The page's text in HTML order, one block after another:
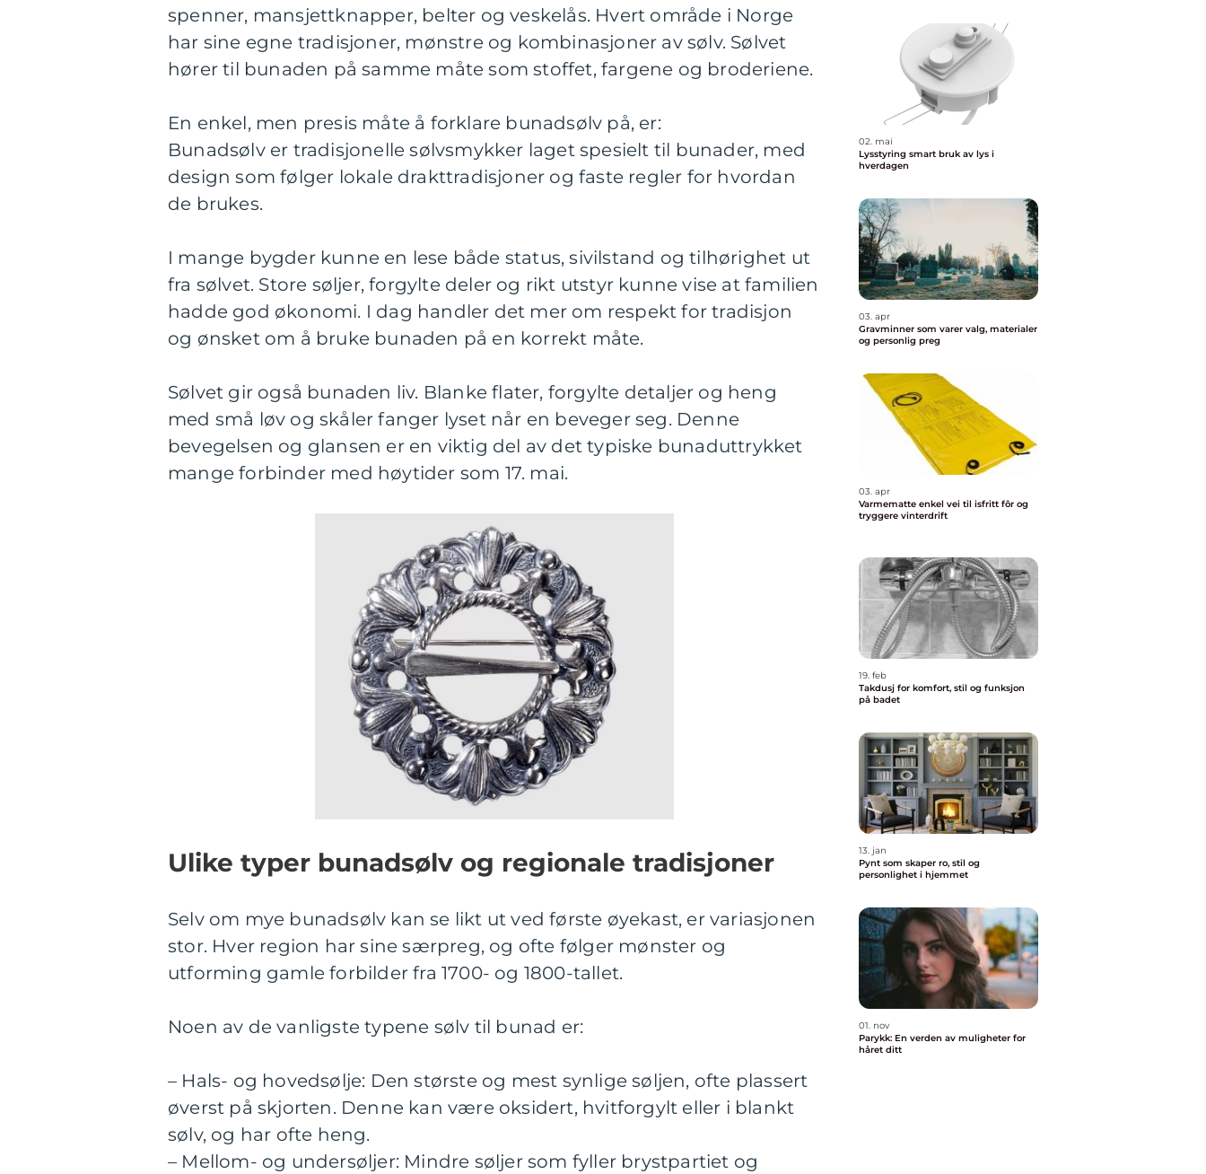
spenner, mansjettknapper, belter og veskelås. Hvert område i Norge
har sine egne tradisjoner, mønstre og kombinasjoner av sølv. Sølvet
hører til bunaden på samme måte som stoffet, fargene og broderiene.
En enkel, men presis måte å forklare bunadsølv på, er:
Bunadsølv er tradisjonelle sølvsmykker laget spesielt til bunader, med
design som følger lokale drakttradisjoner og faste regler for hvordan
de brukes.
I mange bygder kunne en lese både status, sivilstand og tilhørighet ut
fra sølvet. Store søljer, forgylte deler og rikt utstyr kunne vise at familien
hadde god økonomi. I dag handler det mer om respekt for tradisjon
og ønsket om å bruke bunaden på en korrekt måte.
Sølvet gir også bunaden liv. Blanke flater, forgylte detaljer og heng
med små løv og skåler fanger lyset når en beveger seg. Denne
bevegelsen og glansen er en viktig del av det typiske bunaduttrykket
mange forbinder med høytider som 17. mai.
Ulike typer bunadsølv og regionale tradisjoner
Selv om mye bunadsølv kan se likt ut ved første øyekast, er variasjonen
stor. Hver region har sine særpreg, og ofte følger mønster og
utforming gamle forbilder fra 1700- og 1800-tallet.
Noen av de vanligste typene sølv til bunad er:
– Hals- og hovedsølje: Den største og mest synlige søljen, ofte plassert
øverst på skjorten. Denne kan være oksidert, hvitforgylt eller i blankt
sølv, og har ofte heng.
– Mellom- og undersøljer: Mindre søljer som fyller brystpartiet og
02. mai
Lysstyring smart bruk av lys i
hverdagen
03. apr
Gravminner som varer valg, materialer
og personlig preg
03. apr
Varmematte enkel vei til isfritt fôr og
tryggere vinterdrift
19. feb
Takdusj for komfort, stil og funksjon
på badet
13. jan
Pynt som skaper ro, stil og
personlighet i hjemmet
01. nov
Parykk: En verden av muligheter for
håret ditt